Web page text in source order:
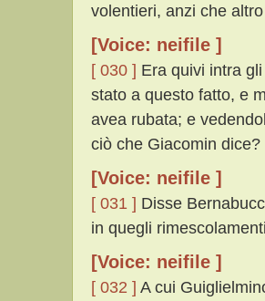
volentieri, anzi che
[Voice: neifile ]
[ 030 ] Era quivi intra
stato a questo fatto, e
avea rubata; e
ciò che Giacomin dice?
[Voice: neifile ]
[ 031 ] Disse
in quegli
[Voice: neifile ]
[ 032 ] A cui